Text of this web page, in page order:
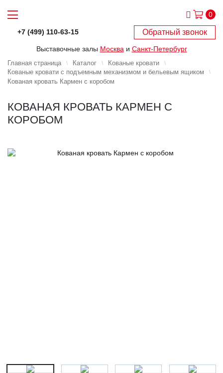
0
+7 (499) 110-63-15 Обратный звонок
Выставочные залы Москва и Санкт-Петербург
Главная страница Каталог
Кованые кровати
Кованые кровати с подъемным механизмом и бельевым ящиком
Кованая кровать Кармен с коробом
КОВАНАЯ КРОВАТЬ КАРМЕН С
КОРОБОМ